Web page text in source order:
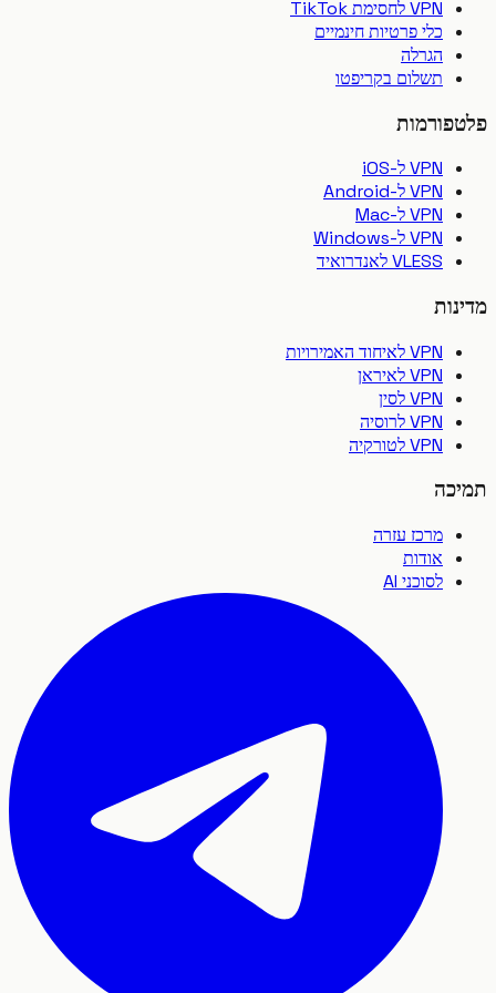
VPN לחסימת TikTok
כלי פרטיות חינמיים
הגרלה
תשלום בקריפטו
VPN ל-iOS
VPN ל-Android
VPN ל-Mac
VPN ל-Windows
VLESS לאנדרואיד
VPN לאיחוד האמירויות
VPN לאיראן
VPN לסין
VPN לרוסיה
VPN לטורקיה
מרכז עזרה
אודות
לסוכני AI